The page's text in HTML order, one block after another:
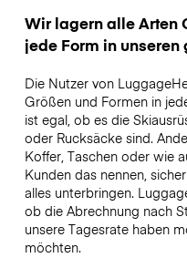
Wir lagern alle Arten
jede Form in
Die Nutzer von
Größen und Formen in
ist egal, ob es die
oder Rucksäcke sind.
Koffer, Taschen oder wie
Kunden das nennen,
alles unterbringen.
ob die Abrechnung nach
unsere Tagesrate haben
möchten.